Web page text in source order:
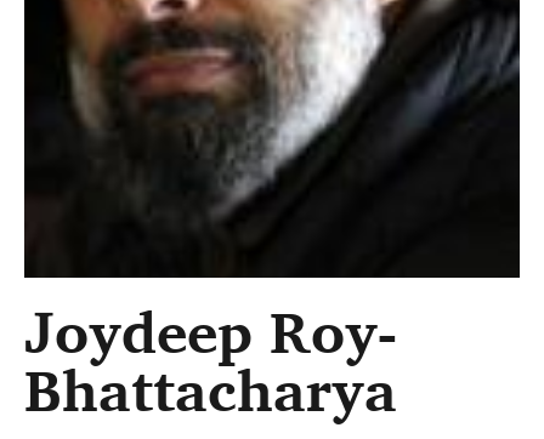
Joydeep Roy-
Bhattacharya